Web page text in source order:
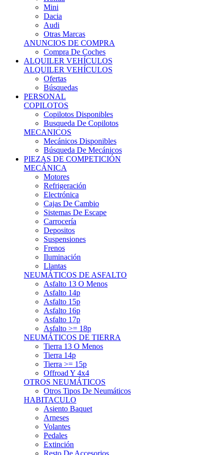
Mini
Dacia
Audi
Otras Marcas
ANUNCIOS DE COMPRA
Compra De Coches
ALQUILER VEHÍCULOS
ALQUILER VEHÍCULOS
Ofertas
Búsquedas
PERSONAL
COPILOTOS
Copilotos Disponibles
Busqueda De Copilotos
MECANICOS
Mecánicos Disponibles
Búsqueda De Mecánicos
PIEZAS DE COMPETICIÓN
MECÁNICA
Motores
Refrigeración
Electrónica
Cajas De Cambio
Sistemas De Escape
Carrocería
Depositos
Suspensiones
Frenos
Iluminación
Llantas
NEUMÁTICOS DE ASFALTO
Asfalto 13 O Menos
Asfalto 14p
Asfalto 15p
Asfalto 16p
Asfalto 17p
Asfalto >= 18p
NEUMÁTICOS DE TIERRA
Tierra 13 O Menos
Tierra 14p
Tierra >= 15p
Offroad Y 4x4
OTROS NEUMÁTICOS
Otros Tipos De Neumáticos
HABITACULO
Asiento Baquet
Arneses
Volantes
Pedales
Extinción
Resto De Accesorios